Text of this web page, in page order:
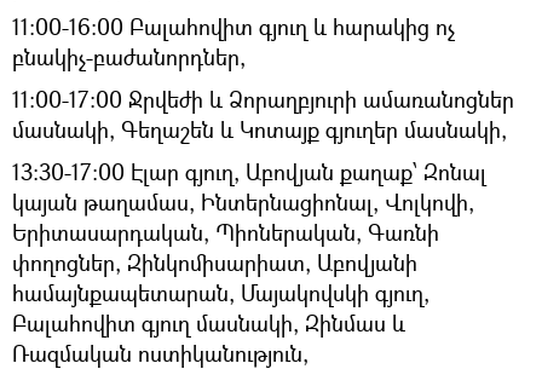
11։00-16։00 Բալահովիտ գյուղ և հարակից ոչ
բնակիչ-բաժանորդներ,
11։00-17։00 Ջրվեժի և Ձորաղբյուրի ամառանոցներ
մասնակի, Գեղաշեն և Կոտայք գյուղեր մասնակի,
13։30-17։00 Էլար գյուղ, Աբովյան քաղաք՝ Զոնալ
կայան թաղամաս, Ինտերնացիոնալ, Վոլկովի,
Երիտասարդական, Պիոներական, Գառնի
փողոցներ, Զինկոմիսարիատ, Աբովյանի
համայնքապետարան, Մայակովսկի գյուղ,
Բալահովիտ գյուղ մասնակի, Զինմաս և
Ռազմական ոստիկանություն,